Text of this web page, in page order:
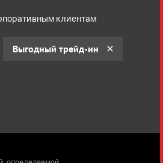
клиентам
Выгодный трейд-ин